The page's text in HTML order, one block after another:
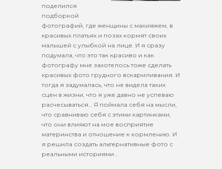
поделился
подборкой
фотографий, где женщины с макияжем, в
красивых платьях и позах кормят своих
малышей с улыбкой на лице. И я сразу
подумала, что это так красиво и как
фотографу мне захотелось тоже сделать
красивых фото грудного вскармливания. И
тогда я задумалась, что не видела таких
сцен в жизни, что я уже давно не успеваю
расчесываться… Я поймала себя на мысли,
что сравниваю себя с этими картинками,
что они влияют на мое восприятие
материнства и отношение к кормлению. И
я решила создать альтернативные фото с
реальными историями…